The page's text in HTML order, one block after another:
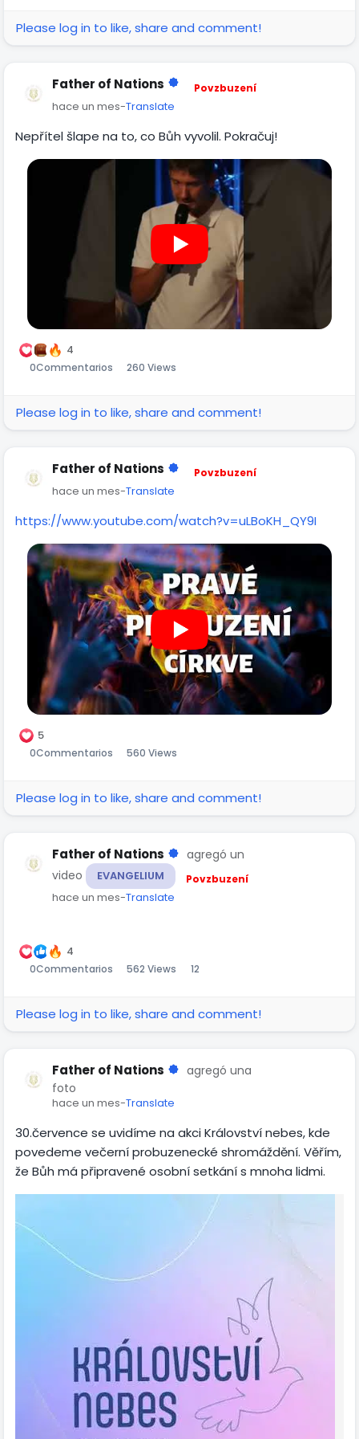
Please log in to like, share and comment!
Father of Nations Povzbuzení
hace un mes-Translate
Nepřítel šlape na to, co Bůh vyvolil. Pokračuj!
4
0Commentarios 260 Views
Please log in to like, share and comment!
Father of Nations Povzbuzení
hace un mes-Translate
https://www.youtube.com/watch?v=uLBoKH_QY9I
5
0Commentarios 560 Views
Please log in to like, share and comment!
Father of Nations
agregó un
video
EVANGELIUM Povzbuzení
hace un mes-Translate
4
0Commentarios 562 Views 12
Please log in to like, share and comment!
Father of Nations
agregó una
foto
hace un mes-Translate
30.července se uvidíme na akci Království nebes, kde
povedeme večerní probuzenecké shromáždění. Věřím,
že Bůh má připravené osobní setkání s mnoha lidmi.